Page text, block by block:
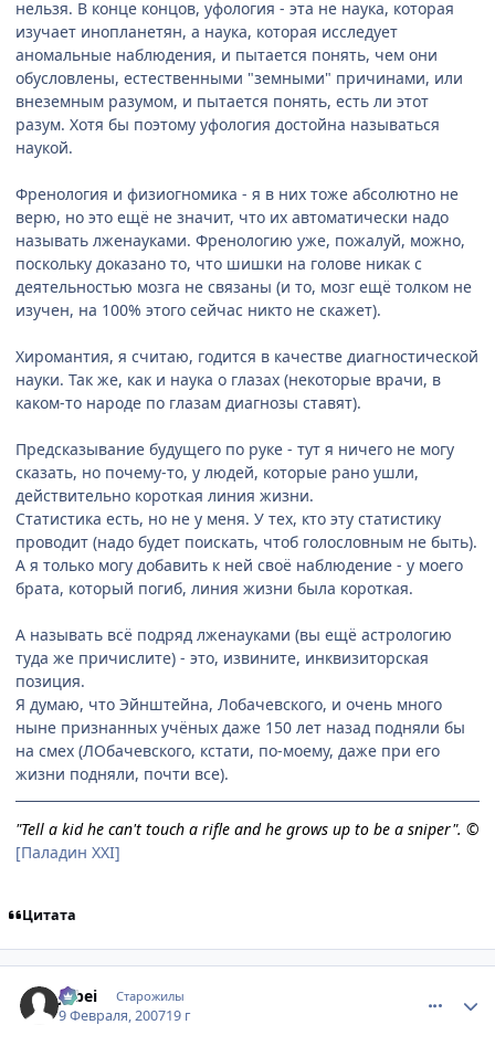
нельзя. В конце концов, уфология - эта не наука, которая
изучает инопланетян, а наука, которая исследует
аномальные наблюдения, и пытается понять, чем они
обусловлены, естественными "земными" причинами, или
внеземным разумом, и пытается понять, есть ли этот
разум. Хотя бы поэтому уфология достойна называться
наукой.
Френология и физиогномика - я в них тоже абсолютно не
верю, но это ещё не значит, что их автоматически надо
называть лженауками. Френологию уже, пожалуй, можно,
поскольку доказано то, что шишки на голове никак с
деятельностью мозга не связаны (и то, мозг ещё толком не
изучен, на 100% этого сейчас никто не скажет).
Хиромантия, я считаю, годится в качестве диагностической
науки. Так же, как и наука о глазах (некоторые врачи, в
каком-то народе по глазам диагнозы ставят).
Предсказывание будущего по руке - тут я ничего не могу
сказать, но почему-то, у людей, которые рано ушли,
действительно короткая линия жизни.
Статистика есть, но не у меня. У тех, кто эту статистику
проводит (надо будет поискать, чтоб голословным не быть).
А я только могу добавить к ней своё наблюдение - у моего
брата, который погиб, линия жизни была короткая.
А называть всё подряд лженауками (вы ещё астрологию
туда же причислите) - это, извините, инквизиторская
позиция.
Я думаю, что Эйнштейна, Лобачевского, и очень много
ныне признанных учёных даже 150 лет назад подняли бы
на смех (ЛОбачевского, кстати, по-моему, даже при его
жизни подняли, почти все).
"Tell a kid he can't touch a rifle and he grows up to be a sniper". ©
[Паладин XXI]
Цитата
Jubei Старожилы
9 Февраля, 200719 г